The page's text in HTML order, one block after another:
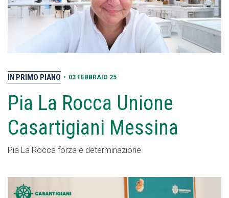
IN PRIMO PIANO • 03 FEBBRAIO 25
Pia La Rocca Unione
Casartigiani Messina
Pia La Rocca forza e determinazione